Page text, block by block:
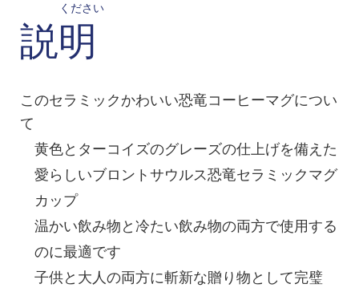
ください
説明
このセラミックかわいい恐竜コーヒーマグについ
て
黄色とターコイズのグレーズの仕上げを備えた
愛らしいブロントサウルス恐竜セラミックマグ
カップ
温かい飲み物と冷たい飲み物の両方で使用する
のに最適です
子供と大人の両方に斬新な贈り物として完璧